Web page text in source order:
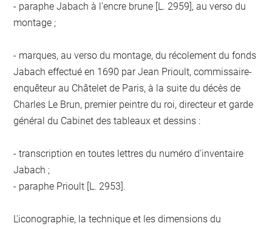
- paraphe Jabach à l'encre brune [L. 2959], au verso du
montage ;
- marques, au verso du montage, du récolement du fonds
Jabach effectué en 1690 par Jean Prioult, commissaire-
enquêteur au Châtelet de Paris, à la suite du décès de
Charles Le Brun, premier peintre du roi, directeur et garde
général du Cabinet des tableaux et dessins :
- transcription en toutes lettres du numéro d'inventaire
Jabach ;
- paraphe Prioult [L. 2953].
L'iconographie, la technique et les dimensions du